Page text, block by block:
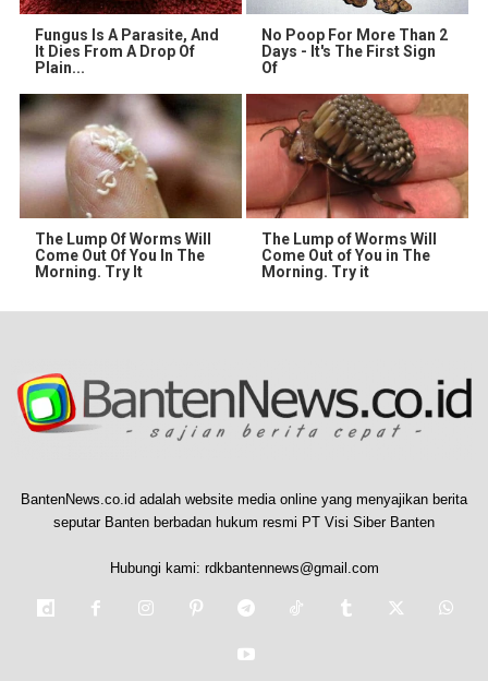
Fungus Is A Parasite, And
It Dies From A Drop Of
Plain...
No Poop For More Than 2
Days - It's The First Sign
Of
The Lump Of Worms Will
Come Out Of You In The
Morning. Try It
The Lump of Worms Will
Come Out of You in The
Morning. Try it
BantenNews.co.id adalah website media online yang menyajikan berita
seputar Banten berbadan hukum resmi PT Visi Siber Banten
Hubungi kami: rdkbantennews@gmail.com